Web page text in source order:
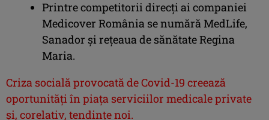
Printre competitorii direcţi ai companiei
Medicover România se numără MedLife,
Sanador şi reţeaua de sănătate Regina
Maria.
Criza socială provocată de Covid-19 creează
oportunităţi în piaţa serviciilor medicale private
şi, corelativ, tendinţe noi.